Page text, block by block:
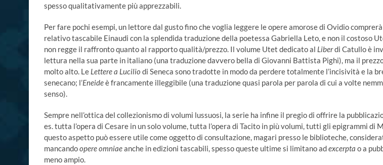
spesso qualitativamente più apprezzabili.
Per fare pochi esempi, un lettore dal gusto fino che voglia leggere le opere amorose di Ovidio
relativo tascabile Einaudi con la splendida traduzione della poetessa Gabriella Leto, e non il costoso
non regge il raffronto quanto al rapporto qualità/prezzo. Il volume Utet dedicato al Liberdi Catullo è
lettura nella sua parte in italiano (una traduzione davvero bella di Giovanni Battista Pighi), ma il
molto alto. Le Lettere a Lucilio di Seneca sono tradotte in modo da perdere totalmente l’incisività e la
senecano; l’Eneideè francamente illeggibile (una traduzione quasi parola per parola di cui a volte
senso).
Sempre nell’ottica del collezionismo di volumi lussuosi, la serie ha infine il pregio di offrire la
es. tutta l’opera di Cesare in un solo volume, tutta l’opera di Tacito in più volumi, tutti gli epigrammi di
questo aspetto può essere utile come oggetto di consultazione, magari presso le biblioteche,
mancandoopere omniaeanche in edizioni tascabili, spesso queste ultime si limitano adexcerpta o a
meno ampio.